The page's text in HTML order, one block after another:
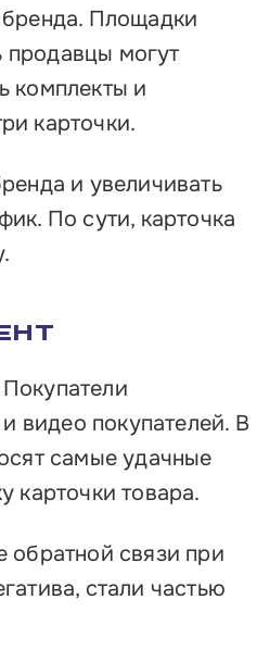
Площадки
продавцы могут
комплекты и
карточки.
и увеличивать
По сути, карточка
видео покупателей. В
самые удачные
карточки товара.
обратной связи при
стали частью